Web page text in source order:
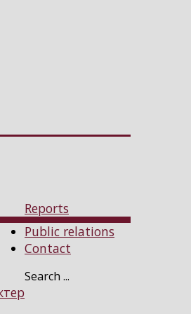
Reports
Public relations
Contact
Search ...